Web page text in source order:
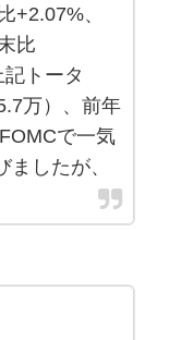
+2.07%、
比
トータ
万）、前年
で一気
したが、